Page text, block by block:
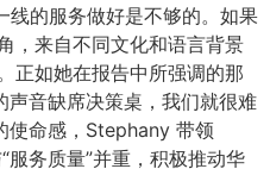
的服务做好是不够的。如果
，来自不同文化和语言背景
正如她在报告中所强调的那
声音缺席决策桌，我们就很难
使命感，Stephany 带领
服务质量”并重，积极推动华